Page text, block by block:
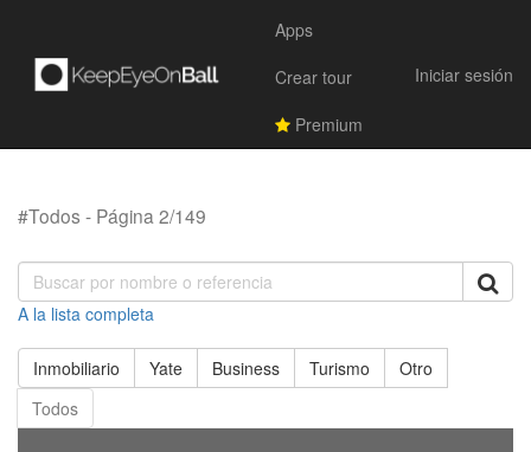
Apps
Crear tour
Premium
Iniciar sesión
#Todos - Página 2/149
A la lista completa
Inmobiliario Yate Business Turismo
Otro
Todos